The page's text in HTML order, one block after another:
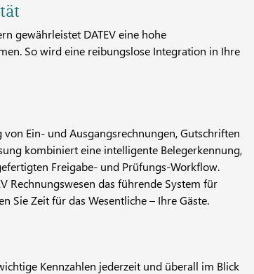
gewährleistet DATEV eine hohe
So wird eine reibungslose Integration in Ihre
Ein- und Ausgangsrechnungen, Gutschriften
kombiniert eine intelligente Belegerkennung,
Freigabe- und Prüfungs-Workflow.
Rechnungswesen das führende System für
Sie Zeit für das Wesentliche – Ihre Gäste.
Kennzahlen jederzeit und überall im Blick